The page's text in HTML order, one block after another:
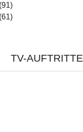
TV-AUFTRITTE